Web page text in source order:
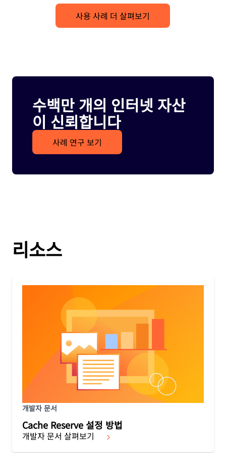
사용 사례 더 살펴보기
수백만 개의 인터넷 자산
이 신뢰합니다
사례 연구 보기
리소스
개발자 문서
Cache Reserve 설정 방법
개발자 문서 살펴보기